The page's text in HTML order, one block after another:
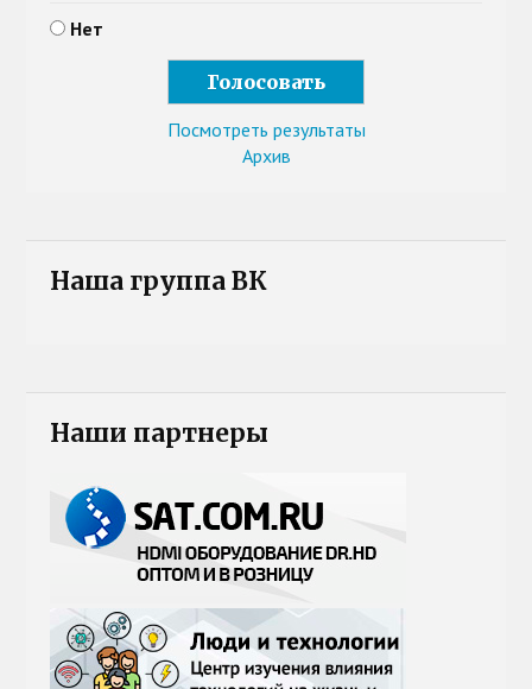
Нет
Посмотреть результаты
Архив
Наша группа ВК
Наши партнеры